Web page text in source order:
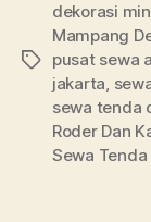
Tags
dekorasi
Mampang
pusat sewa
jakarta,
sewa tenda
Roder Dan
Sewa Tenda